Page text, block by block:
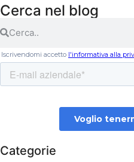
Cerca nel blog
Categorie